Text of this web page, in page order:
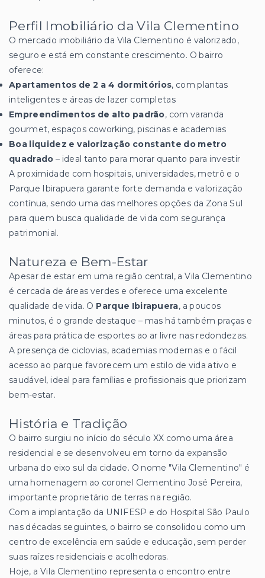
Perfil Imobiliário da Vila Clementino
O mercado imobiliário da Vila Clementino é valorizado,
seguro e está em constante crescimento. O bairro
oferece:
Apartamentos de 2 a 4 dormitórios, com plantas
inteligentes e áreas de lazer completas
Empreendimentos de alto padrão, com varanda
gourmet, espaços coworking, piscinas e academias
Boa liquidez e valorização constante do metro
quadrado – ideal tanto para morar quanto para investir
A proximidade com hospitais, universidades, metrô e o
Parque Ibirapuera garante forte demanda e valorização
contínua, sendo uma das melhores opções da Zona Sul
para quem busca qualidade de vida com segurança
patrimonial.
Natureza e Bem-Estar
Apesar de estar em uma região central, a Vila Clementino
é cercada de áreas verdes e oferece uma excelente
qualidade de vida. O Parque Ibirapuera, a poucos
minutos, é o grande destaque – mas há também praças e
áreas para prática de esportes ao ar livre nas redondezas.
A presença de ciclovias, academias modernas e o fácil
acesso ao parque favorecem um estilo de vida ativo e
saudável, ideal para famílias e profissionais que priorizam
bem-estar.
História e Tradição
O bairro surgiu no início do século XX como uma área
residencial e se desenvolveu em torno da expansão
urbana do eixo sul da cidade. O nome "Vila Clementino" é
uma homenagem ao coronel Clementino José Pereira,
importante proprietário de terras na região.
Com a implantação da UNIFESP e do Hospital São Paulo
nas décadas seguintes, o bairro se consolidou como um
centro de excelência em saúde e educação, sem perder
suas raízes residenciais e acolhedoras.
Hoje, a Vila Clementino representa o encontro entre